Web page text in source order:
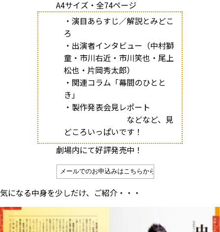
A4サイズ・全74ページ
・演目あらすじ／解説とみどこ
ろ
・出演者インタビュー（中村獅
童・市川右近・市川笑也・尾上
松也・片岡秀太郎）
・関連コラム「幕間のひとと
き」
・製作発表会見レポート
などなど、見
どころいっぱいです！
劇場内にて好評発売中！
気になる中身を少しだけ、ご紹介・・・